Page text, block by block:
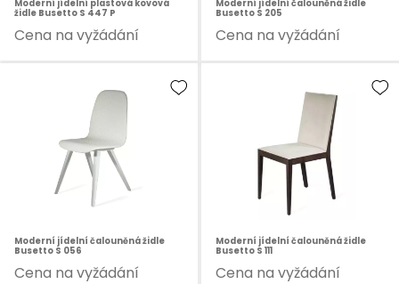
Moderní jídelní plastová kovová
židle Busetto S 447 P
Cena na vyžádání
Moderní jídelní čalouněná židle
Busetto S 205
Cena na vyžádání
Moderní jídelní čalouněná židle
Busetto S 056
Cena na vyžádání
Moderní jídelní čalouněná židle
Busetto S 111
Cena na vyžádání